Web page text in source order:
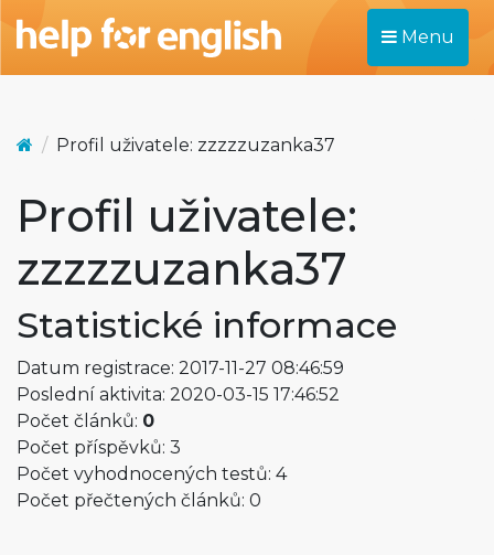
Menu
Profil uživatele: zzzzzuzanka37
Profil uživatele:
zzzzzuzanka37
Statistické informace
Datum registrace: 2017-11-27 08:46:59
Poslední aktivita: 2020-03-15 17:46:52
Počet článků: 0
Počet příspěvků: 3
Počet vyhodnocených testů: 4
Počet přečtených článků: 0